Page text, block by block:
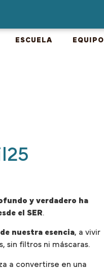
ESCUELA EQUIPO
y verdadero ha
el SER.
nuestra esencia, a vivir
sin filtros ni máscaras.
a convertirse en una